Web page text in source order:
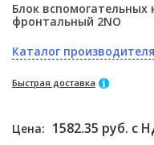
Блок вспомогательных
фронтальный 2NO
Каталог производителя
Быстрая доставка
Цена: 1582.35 руб. с